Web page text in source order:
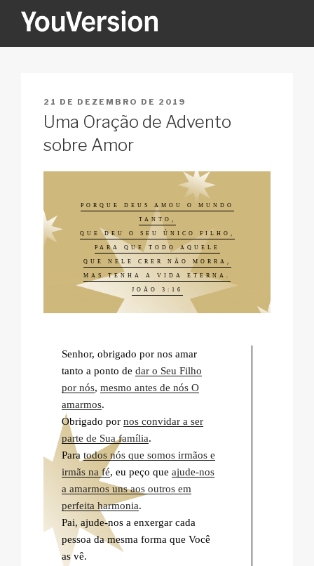
YOUVERSION
PUBLICADO
EM
21 DE DEZEMBRO DE 2019
Uma Oração de Advento
sobre Amor
PORQUE DEUS AMOU O MUNDO
TANTO,
QUE DEU O SEU ÚNICO FILHO,
PARA QUE TODO AQUELE
QUE NELE CRER NÃO MORRA,
MAS TENHA A VIDA ETERNA.
JOÃO 3:16
Senhor, obrigado por nos amar
tanto a ponto de dar o Seu Filho
por nós, mesmo antes de nós O
amarmos.
Obrigado por nos convidar a ser
parte de Sua família.
Para todos nós que somos irmãos e
irmãs na fé, eu peço que ajude-nos
a amarmos uns aos outros em
perfeita harmonia.
Pai, ajude-nos a enxergar cada
pessoa da mesma forma que Você
as vê.